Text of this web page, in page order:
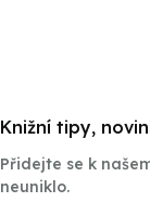
Knižní tipy,
Přidejte se k
neuniklo.